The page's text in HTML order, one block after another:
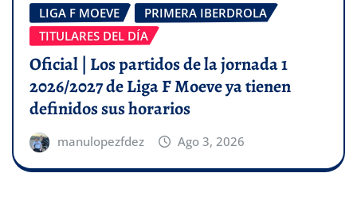
LIGA F MOEVE
PRIMERA IBERDROLA
TITULARES DEL DÍA
Oficial | Los partidos de la jornada 1
2026/2027 de Liga F Moeve ya tienen
definidos sus horarios
manulopezfdez Ago 3, 2026